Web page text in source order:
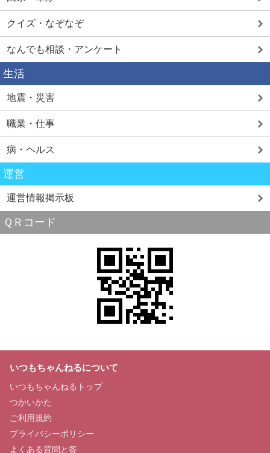
クイズ・なぞなぞ
なんでも相談・アンケート
生活
地震・災害
職業・仕事
病・ヘルス
運営
運営情報掲示板
ＱＲコード
いつもちゃんねるについて
いつもちゃんねるトップ
つかいかた
ご利用規約
プライバシーポリシー
よくある質問と答